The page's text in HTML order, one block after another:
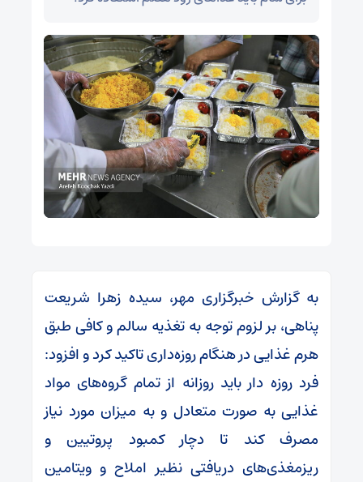
به گزارش خبرگزاری مهر، سیده زهرا شریعت
پناهی، بر لزوم توجه به تغذیه سالم و کافی طبق
هرم غذایی در هنگام روزه‌داری تاکید کرد و افزود:
فرد روزه دار باید روزانه از تمام گروه‌های مواد
غذایی به صورت متعادل و به میزان مورد نیاز
مصرف کند تا دچار کمبود پروتیین و
ریزمغذی‌های دریافتی نظیر املاح و ویتامین